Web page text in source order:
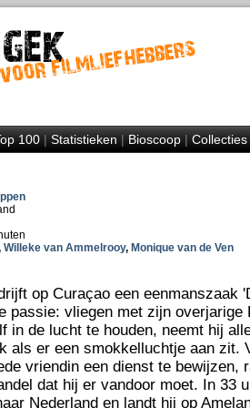
100|Statistieken|Bioscoop|Collecties
Willeke van Ammelrooy, Monique van de Ven
op Curaçao een eenmanszaak
passie: vliegen met zijn
in de lucht te houden, neemt hij
als er een smokkelluchtje aan zit.
vriendin een dienst te bewijzen,
dat hij er vandoor moet. In 33
Nederland en landt hij op